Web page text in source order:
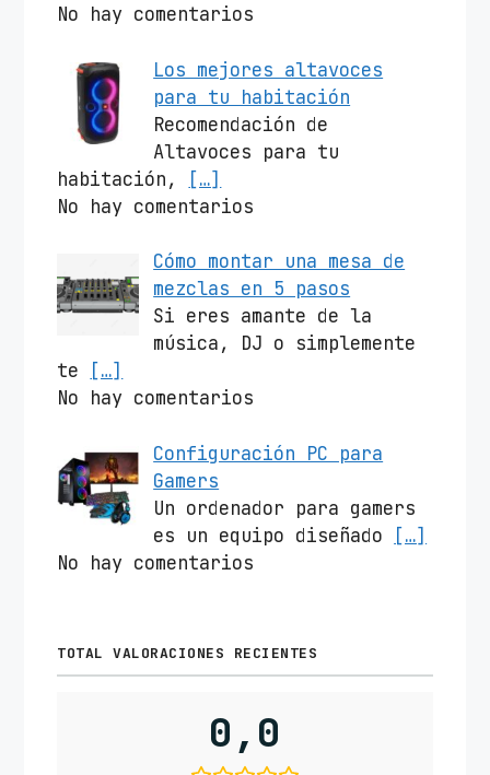
No hay comentarios
Los mejores altavoces
para tu habitación
Recomendación de
Altavoces para tu
habitación,
[…]
No hay comentarios
Cómo montar una mesa de
mezclas en 5 pasos
Si eres amante de la
música, DJ o simplemente
te
[…]
No hay comentarios
Configuración PC para
Gamers
Un ordenador para gamers
es un equipo diseñado
[…]
No hay comentarios
TOTAL VALORACIONES RECIENTES
0,0